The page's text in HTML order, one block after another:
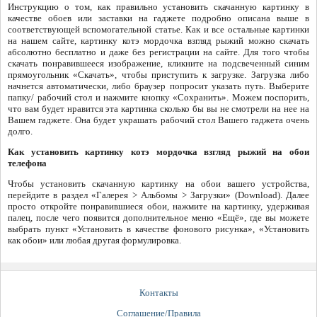
Инструкцию о том, как правильно установить скачанную картинку в
качестве обоев или заставки на гаджете подробно описана выше в
соответствующей вспомогательной статье. Как и все остальные картинки
на нашем сайте, картинку котэ мордочка взгляд рыжий можно скачать
абсолютно бесплатно и даже без регистрации на сайте. Для того чтобы
скачать понравившееся изображение, кликните на подсвеченный синим
прямоугольник «Скачать», чтобы приступить к загрузке. Загрузка либо
начнется автоматически, либо браузер попросит указать путь. Выберите
папку/ рабочий стол и нажмите кнопку «Сохранить». Можем поспорить,
что вам будет нравится эта картинка сколько бы вы не смотрели на нее на
Вашем гаджете. Она будет украшать рабочий стол Вашего гаджета очень
долго.
Как установить картинку котэ мордочка взгляд рыжий на обои
телефона
Чтобы установить скачанную картинку на обои вашего устройства,
перейдите в раздел «Галерея > Альбомы > Загрузки» (Download). Далее
просто откройте понравившиеся обои, нажмите на картинку, удерживая
палец, после чего появится дополнительное меню «Ещё», где вы можете
выбрать пункт «Установить в качестве фонового рисунка», «Установить
как обои» или любая другая формулировка.
Контакты
Соглашение/Правила